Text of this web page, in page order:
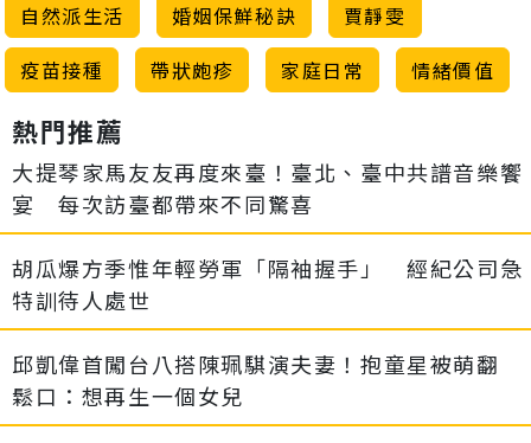
自然派生活
婚姻保鮮秘訣
賈靜雯
疫苗接種
帶狀皰疹 家庭日常 情緒價值
熱門推薦
大提琴家馬友友再度來臺！臺北、臺中共譜音樂饗
宴 每次訪臺都帶來不同驚喜
胡瓜爆方季惟年輕勞軍「隔袖握手」 經紀公司急
特訓待人處世
邱凱偉首闖台八搭陳珮騏演夫妻！抱童星被萌翻
鬆口：想再生一個女兒